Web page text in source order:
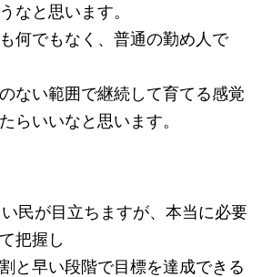
なと思います。
何でもなく、普通の勤め人で
ない範囲で継続して育てる感覚
らいいなと思います。
民が目立ちますが、本当に必要
把握し
と早い段階で目標を達成できる